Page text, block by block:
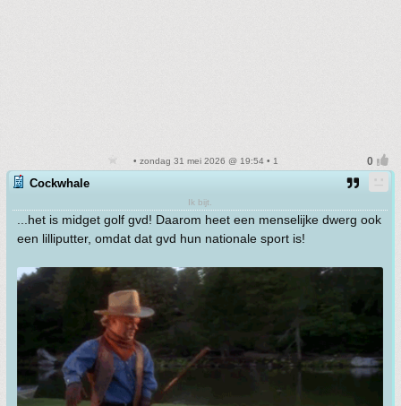
• zondag 31 mei 2026 @ 19:54 • 1
Cockwhale
Ik bijt.
...het is midget golf gvd! Daarom heet een menselijke dwerg ook
een lilliputter, omdat dat gvd hun nationale sport is!